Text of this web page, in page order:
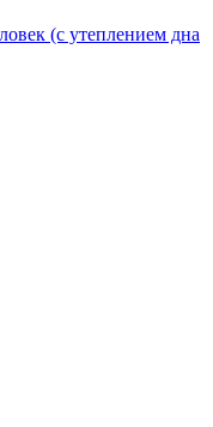
(с утеплением дна